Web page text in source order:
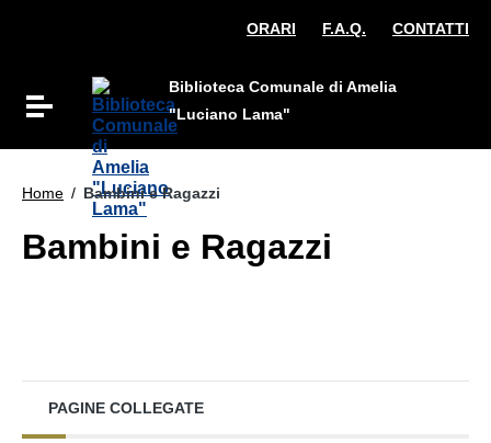
Vai al menu di navigazioneORARI F.A.Q. CONTATTI
Attiva / disattiva la navigazione
Biblioteca Comunale di Amelia
"Luciano Lama"
Home / Bambini e Ragazzi
Bambini e Ragazzi
PAGINE COLLEGATE